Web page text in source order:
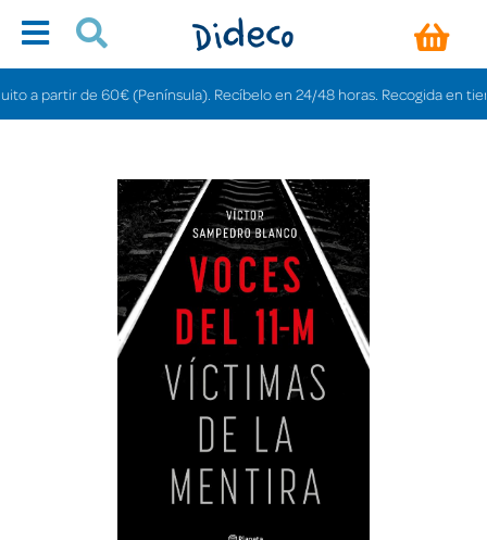
partir de 60€ (Península). Recíbelo en 24/48 horas. Recogida en